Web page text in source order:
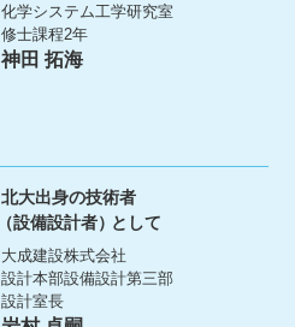
化学システム工学研究室
修士課程2年
神田 拓海
北大出身の技術者
（設備設計者）として
大成建設株式会社
設計本部設備設計第三部
設計室長